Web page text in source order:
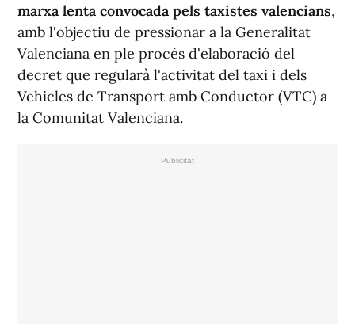
marxa lenta convocada pels taxistes valencians,
amb l'objectiu de pressionar a la Generalitat
Valenciana en ple procés d'elaboració del
decret que regularà l'activitat del taxi i dels
Vehicles de Transport amb Conductor (VTC) a
la Comunitat Valenciana.